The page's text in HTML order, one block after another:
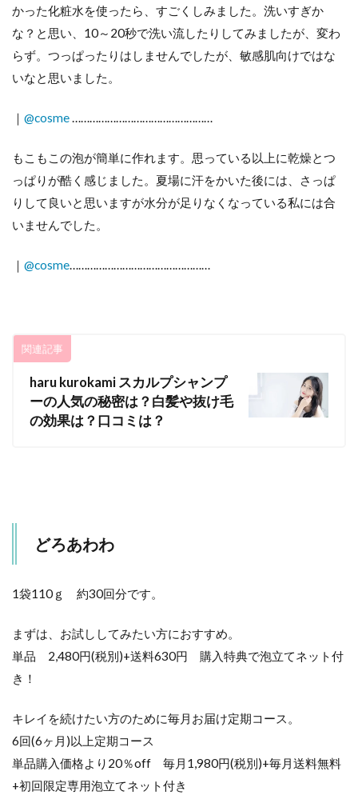
かった化粧水を使ったら、すごくしみました。洗いすぎか
な？と思い、10～20秒で洗い流したりしてみましたが、変わ
らず。つっぱったりはしませんでしたが、敏感肌向けではな
いなと思いました。
｜ @cosme…………………………………………
もこもこの泡が簡単に作れます。思っている以上に乾燥とつ
っぱりが酷く感じました。夏場に汗をかいた後には、さっぱ
りして良いと思いますが水分が足りなくなっている私には合
いませんでした。
｜ @cosme…………………………………………
関連記事
haru kurokami スカルプシャンプ
ーの人気の秘密は？白髪や抜け毛
の効果は？口コミは？
どろあわわ
1袋110ｇ 約30回分です。
まずは、お試ししてみたい方におすすめ。
単品 2,480円(税別)+送料630円 購入特典で泡立てネット付
き！
キレイを続けたい方のために毎月お届け定期コース。
6回(6ヶ月)以上定期コース
単品購入価格より20％off 毎月1,980円(税別)+毎月送料無料
+初回限定専用泡立てネット付き